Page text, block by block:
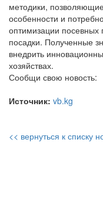
методики,
особенности и
оптимизации
посадки. Полученные
внедрить
хозяйствах.
Сообщи свою новость:
Источник: vb.kg
<< вернуться к списку